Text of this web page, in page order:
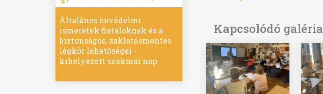
Általános önvédelmi
ismeretek fiataloknak és a
biztonságos, zaklatásmentes
légkör lehetőségei -
kihelyezett szakmai nap
Kapcsolódó galéria